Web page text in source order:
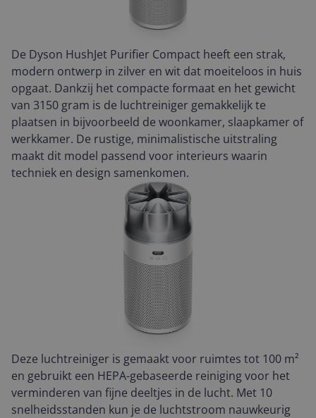
De Dyson HushJet Purifier Compact heeft een strak,
modern ontwerp in zilver en wit dat moeiteloos in huis
opgaat. Dankzij het compacte formaat en het gewicht
van 3150 gram is de luchtreiniger gemakkelijk te
plaatsen in bijvoorbeeld de woonkamer, slaapkamer of
werkkamer. De rustige, minimalistische uitstraling
maakt dit model passend voor interieurs waarin
techniek en design samenkomen.
Deze luchtreiniger is gemaakt voor ruimtes tot 100 m²
en gebruikt een HEPA-gebaseerde reiniging voor het
verminderen van fijne deeltjes in de lucht. Met 10
snelheidsstanden kun je de luchtstroom nauwkeurig